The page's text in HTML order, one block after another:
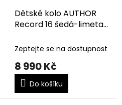
Dětské kolo AUTHOR
Record 16 šedá-limeta-
Zeptejte se na dostupnost
8 990 Kč
Do košíku